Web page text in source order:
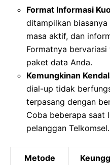
Format Informasi
ditampilkan
masa aktif, dan
Formatnya
paket data Anda.
Kemungkinan
dial-up tidak
terpasang dengan
Coba beberapa saat
pelanggan Telkomsel.
Metode